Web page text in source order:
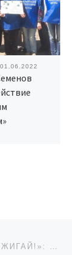
01.06.2022